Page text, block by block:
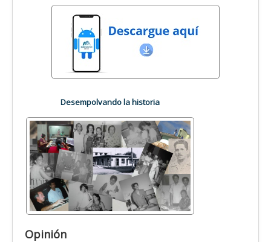
Desempolvando la historia
Opinión